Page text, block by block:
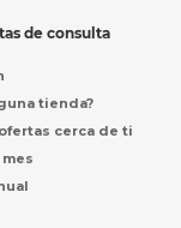
de consulta
tienda?
cerca de ti